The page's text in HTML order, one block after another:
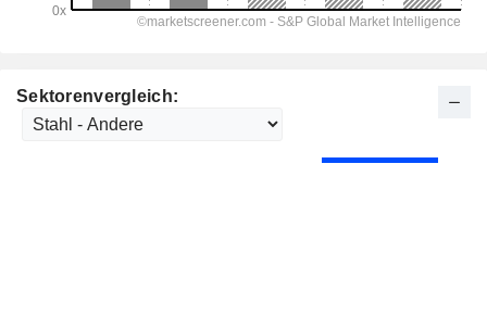
Sektorenvergleich: